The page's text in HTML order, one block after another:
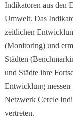
Indikatoren aus den
Umwelt. Das
zeitlichen
(Monitoring) und
Städten
und Städte ihre
Entwicklung
Netzwerk Cercle
vertreten.